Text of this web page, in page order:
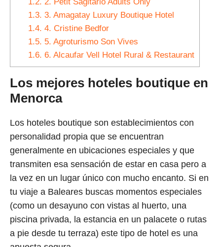
1.2. 2. Petit Sagitario Adults Only
1.3. 3. Amagatay Luxury Boutique Hotel
1.4. 4. Cristine Bedfor
1.5. 5. Agroturismo Son Vives
1.6. 6. Alcaufar Vell Hotel Rural & Restaurant
Los mejores hoteles boutique en
Menorca
Los hoteles boutique son establecimientos con
personalidad propia que se encuentran
generalmente en ubicaciones especiales y que
transmiten esa sensación de estar en casa pero a
la vez en un lugar único con mucho encanto. Si en
tu viaje a Baleares buscas momentos especiales
(como un desayuno con vistas al huerto, una
piscina privada, la estancia en un palacete o rutas
a pie desde tu terraza) este tipo de hotel es una